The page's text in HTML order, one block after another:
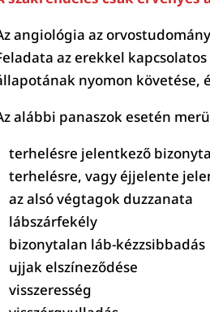
angiológia az
az erekkel
nyomon követése,
alábbi panaszok esetén
terhelésre jelentkező
terhelésre, vagy éjjelente
az alsó végtagok duzzanata
lábszárfekély
bizonytalan láb-kézzsibbadás
ujjak elszíneződése
visszeresség